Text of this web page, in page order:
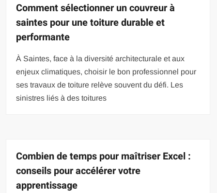
Comment sélectionner un couvreur à
saintes pour une toiture durable et
performante
À Saintes, face à la diversité architecturale et aux
enjeux climatiques, choisir le bon professionnel pour
ses travaux de toiture relève souvent du défi. Les
sinistres liés à des toitures
Combien de temps pour maîtriser Excel :
conseils pour accélérer votre
apprentissage